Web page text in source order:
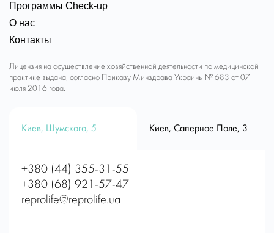
Программы Check-up
О нас
Контакты
Лицензия на осуществление хозяйственной деятельности по медицинской
практике выдана, согласно Приказу Минздрава Украины № 683 от 07
июля 2016 года.
Киев, Шумского, 5 Киев, Саперное Поле, 3
+380 (44) 355-31-55
+380 (68) 921-57-47
reprolife@reprolife.ua